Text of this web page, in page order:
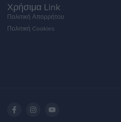
Χρήσιμα Link
Πολιτική Απορρήτου
Πολιτική Cookies